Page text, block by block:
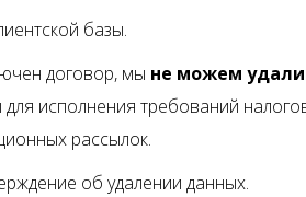
базы.
договор, мы не можем
исполнения требований
рассылок.
об удалении данных.